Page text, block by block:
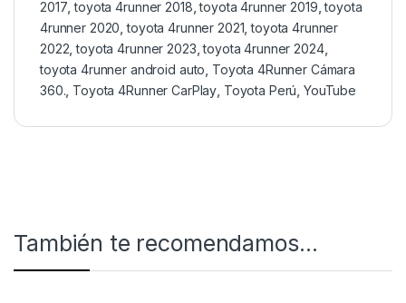
2017 ,toyota 4runner 2018 ,toyota 4runner 2019 ,toyota
4runner 2020 ,toyota 4runner 2021 ,toyota 4runner
2022 ,toyota 4runner 2023 ,toyota 4runner 2024,
toyota 4runner android auto Toyota 4Runner Cámara
360. Toyota 4Runner CarPlay Toyota Perú ,YouTube
También te recomendamos…